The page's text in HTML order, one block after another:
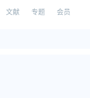
文献 专题 会员